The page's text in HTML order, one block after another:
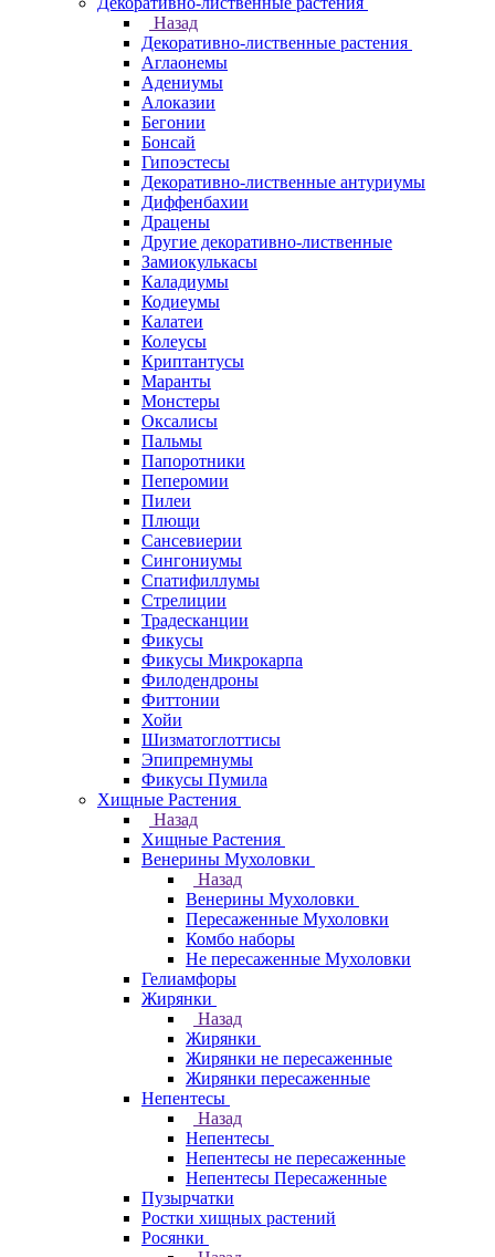
Назад
Декоративно-лиственные растения
Аглаонемы
Адениумы
Алоказии
Бегонии
Бонсай
Гипоэстесы
Декоративно-лиственные антуриумы
Диффенбахии
Драцены
Другие декоративно-лиственные
Замиокулькасы
Каладиумы
Кодиеумы
Калатеи
Колеусы
Криптантусы
Маранты
Монстеры
Оксалисы
Пальмы
Папоротники
Пеперомии
Пилеи
Плющи
Сансевиерии
Сингониумы
Спатифиллумы
Стрелиции
Традесканции
Фикусы
Фикусы Микрокарпа
Филодендроны
Фиттонии
Хойи
Шизматоглоттисы
Эпипремнумы
Фикусы Пумила
Хищные Растения
Назад
Хищные Растения
Венерины Мухоловки
Назад
Венерины Мухоловки
Пересаженные Мухоловки
Комбо наборы
Не пересаженные Мухоловки
Гелиамфоры
Жирянки
Назад
Жирянки
Жирянки не пересаженные
Жирянки пересаженные
Непентесы
Назад
Непентесы
Непентесы не пересаженные
Непентесы Пересаженные
Пузырчатки
Ростки хищных растений
Росянки